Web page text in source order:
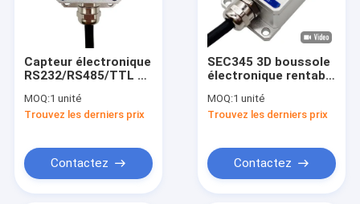
Produits
Au sujet de nous
Contrôle de qualité
Contactez-nous
Demandez une citation
Capteur électronique
RS232/RS485/TTL de
3D facultatif
MOQ:1 unité
Trouvez les derniers prix
Contactez
SEC345 3D boussole
électronique rentable
MOQ:1 unité
Trouvez les derniers prix
Contactez